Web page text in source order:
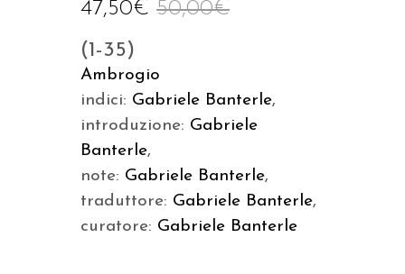
50,00€
47,50€
(1-35)
Ambrogio
indici: Gabriele Banterle,
introduzione: Gabriele
Banterle,
note: Gabriele Banterle,
traduttore: Gabriele Banterle,
curatore: Gabriele Banterle